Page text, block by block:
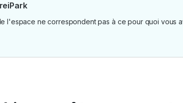
l'espace ne correspondent pas à ce pour quoi vous